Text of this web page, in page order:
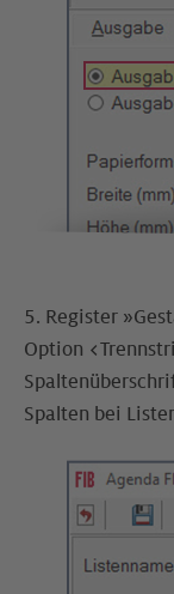
5. Register
Option
Spalten bei